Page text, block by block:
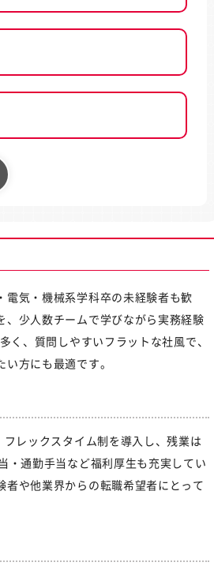
電気・機械系学科卒の未経験者も歓
、少人数チームで学びながら実務経験
く、質問しやすいフラットな社風で、
方にも最適です。
レックスタイム制を導入し、残業は
・通勤手当など福利厚生も充実してい
者や他業界からの転職希望者にとって